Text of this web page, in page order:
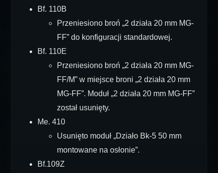
Bf. 110B
Przeniesiono broń „2 działa 20 mm MG-
FF” do konfiguracji standardowej.
Bf. 110E
Przeniesiono broń „2 działa 20 mm MG-
FF/M” w miejsce broni „2 działa 20 mm
MG-FF”. Moduł „2 działa 20 mm MG-FF”
został usunięty.
Me. 410
Usunięto moduł „Działo Bk-5 50 mm
montowane na osłonie”.
Bf.109Z